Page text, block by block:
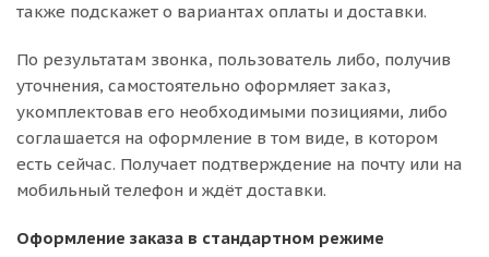
также подскажет о вариантах оплаты и доставки.
По результатам звонка, пользователь либо, получив
уточнения, самостоятельно оформляет заказ,
укомплектовав его необходимыми позициями, либо
соглашается на оформление в том виде, в котором
есть сейчас. Получает подтверждение на почту или на
мобильный телефон и ждёт доставки.
Оформление заказа в стандартном режиме